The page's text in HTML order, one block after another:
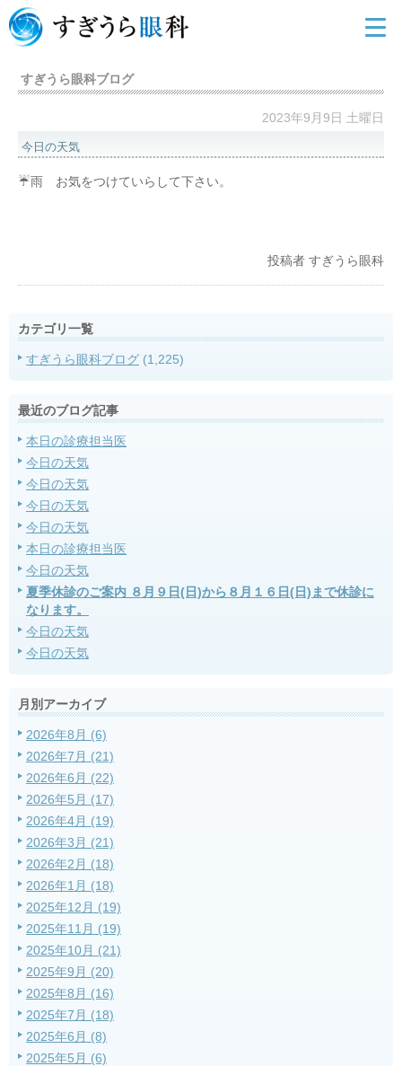
すぎうら眼科ブログ
2023年9月9日 土曜日
今日の天気
☔雨 お気をつけていらして下さい。
投稿者 すぎうら眼科
カテゴリ一覧
すぎうら眼科ブログ (1,225)
最近のブログ記事
本日の診療担当医
今日の天気
今日の天気
今日の天気
今日の天気
本日の診療担当医
今日の天気
夏季休診のご案内 ８月９日(日)から８月１６日(日)まで休診に
なります。
今日の天気
今日の天気
月別アーカイブ
2026年8月 (6)
2026年7月 (21)
2026年6月 (22)
2026年5月 (17)
2026年4月 (19)
2026年3月 (21)
2026年2月 (18)
2026年1月 (18)
2025年12月 (19)
2025年11月 (19)
2025年10月 (21)
2025年9月 (20)
2025年8月 (16)
2025年7月 (18)
2025年6月 (8)
2025年5月 (6)